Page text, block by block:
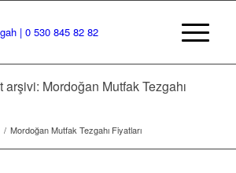
Mordoğan Mutfak Tezgahı
/ Mordoğan Mutfak Tezgahı Fiyatları